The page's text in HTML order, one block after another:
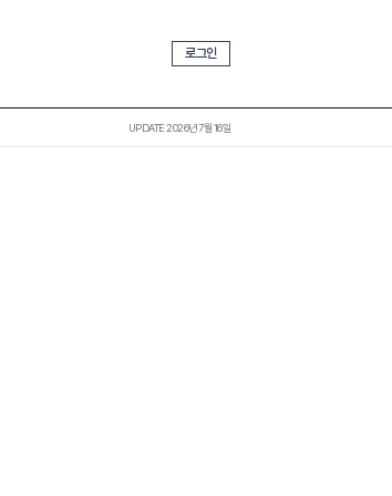
로그인
UPDATE 2026년 7월 16일